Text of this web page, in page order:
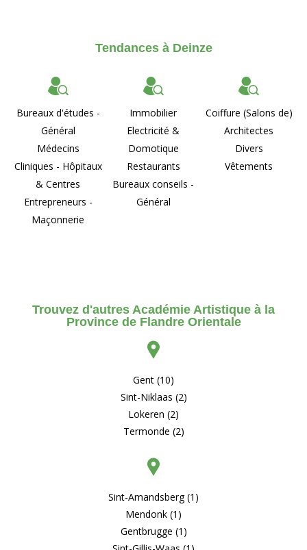
Tendances à Deinze
Bureaux d'études -
Général
Médecins
Cliniques - Hôpitaux
& Centres
Entrepreneurs -
Maçonnerie
Immobilier
Electricité &
Domotique
Restaurants
Bureaux conseils -
Général
Coiffure (Salons de)
Architectes
Divers
Vêtements
Trouvez d'autres Académie Artistique à la
Province de Flandre Orientale
Gent (10)
Sint-Niklaas (2)
Lokeren (2)
Termonde (2)
Sint-Amandsberg (1)
Mendonk (1)
Gentbrugge (1)